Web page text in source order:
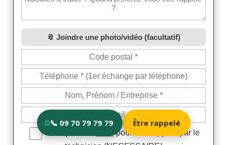
Joindre une photo/vidéo (facultatif)
pour être rappelé par le